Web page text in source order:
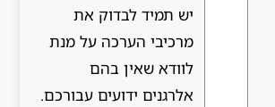
יש תמיד לבדוק את
מרכיבי הערכה על מנת
לוודא שאין בהם
אלרגנים ידועים עבורכם.